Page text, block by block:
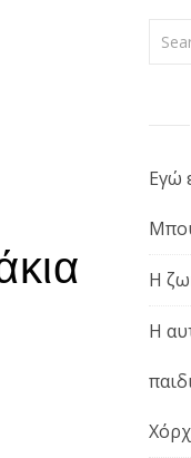
Εγώ
Η
Η